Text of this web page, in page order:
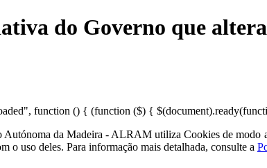
do Governo que
function () { (function ($) {
Autónoma da Madeira - ALRAM utiliza Cookies de modo
o uso deles. Para informação mais detalhada, consulte a